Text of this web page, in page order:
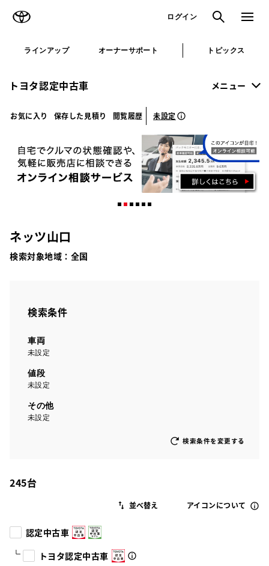
ログイン 検索 メニュ
ラインアップ オーナーサポート トピックス
トヨタ認定中古車 メニュー
お気に入り 保存した見積り 閲覧履歴 未設定
ネッツ山口
検索対象地域： 全国
検索条件
車両
未設定
値段
未設定
その他
未設定
検索条件を変更する
245台
アイコンについて
認定中古車
トヨタ認定中古車